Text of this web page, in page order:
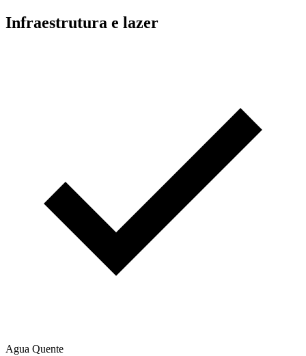
Infraestrutura e lazer
Agua Quente